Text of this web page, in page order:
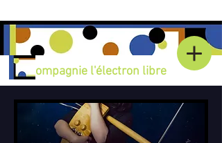
Compagnie l'électron libre